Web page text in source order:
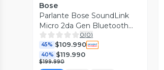
Bose
Parlante Bose SoundLink
Micro 2da Gen Bluetooth
Resistente al Agua IP67
0(0)
45% $109.990
40% $119.990
$199.990